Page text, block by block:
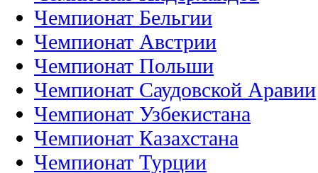
Чемпионат Бельгии
Чемпионат Австрии
Чемпионат Польши
Чемпионат Саудовской Аравии
Чемпионат Узбекистана
Чемпионат Казахстана
Чемпионат Турции